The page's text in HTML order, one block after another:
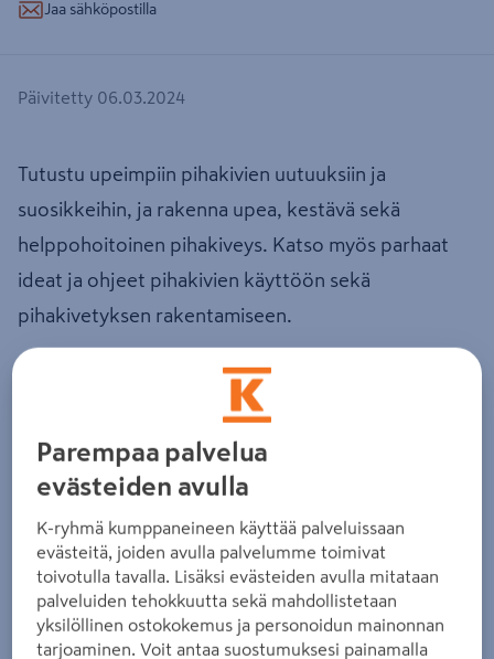
Jaa sähköpostilla
Päivitetty 06.03.2024
Tutustu upeimpiin pihakivien uutuuksiin ja
suosikkeihin, ja rakenna upea, kestävä sekä
helppohoitoinen pihakiveys. Katso myös parhaat
ideat ja ohjeet pihakivien käyttöön sekä
pihakivetyksen rakentamiseen.
Seitsemän parasta ideaa pihakivetyksiin
Katso ideat
Pihakivetyksen suunnittelu ja
rakentaminen
Katso ohjeet
Parempaa palvelua
evästeiden avulla
K-ryhmä kumppaneineen käyttää palveluissaan
evästeitä, joiden avulla palvelumme toimivat
toivotulla tavalla. Lisäksi evästeiden avulla mitataan
palveluiden tehokkuutta sekä mahdollistetaan
yksilöllinen ostokokemus ja personoidun mainonnan
tarjoaminen. Voit antaa suostumuksesi painamalla